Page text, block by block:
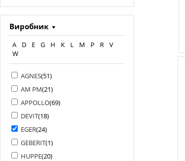
Виробник
A D E G H K L M P R
V
W
AGNES(51)
AM PM(21)
APPOLLO(69)
DEVIT(18)
EGER(24)
GEBERIT(1)
HUPPE(20)